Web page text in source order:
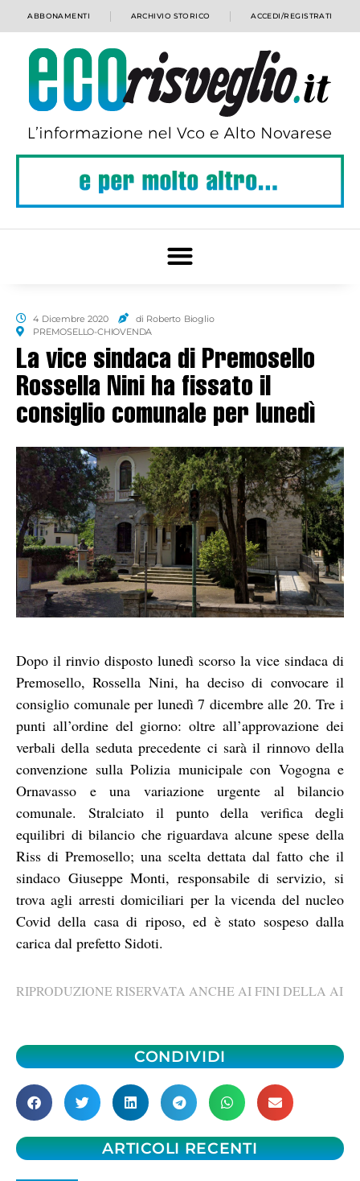
ABBONAMENTI ARCHIVIO STORICO ACCEDI/REGISTRATI
4 Dicembre 2020
di Roberto Bioglio
PREMOSELLO-CHIOVENDA
La vice sindaca di Premosello
Rossella Nini ha fissato il
consiglio comunale per lunedì
Dopo il rinvio disposto lunedì scorso la vice sindaca di
Premosello, Rossella Nini, ha deciso di convocare il
consiglio comunale per lunedì 7 dicembre alle 20. Tre i
punti all’ordine del giorno: oltre all’approvazione dei
verbali della seduta precedente ci sarà il rinnovo della
convenzione sulla Polizia municipale con Vogogna e
Ornavasso e una variazione urgente al bilancio
comunale. Stralciato il punto della verifica degli
equilibri di bilancio che riguardava alcune spese della
Riss di Premosello; una scelta dettata dal fatto che il
sindaco Giuseppe Monti, responsabile di servizio, si
trova agli arresti domiciliari per la vicenda del nucleo
Covid della casa di riposo, ed è stato sospeso dalla
carica dal prefetto Sidoti.
RIPRODUZIONE RISERVATA ANCHE AI FINI DELLA AI
CONDIVIDI
ARTICOLI RECENTI